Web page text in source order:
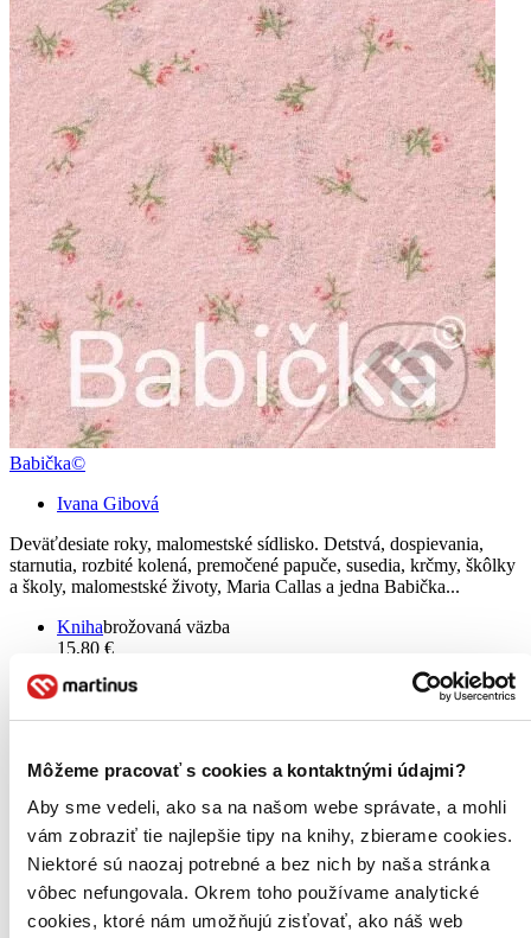
Môžeme pracovať s cookies a kontaktnými údajmi?
Aby sme vedeli, ako sa na našom webe správate, a mohli
vám zobraziť tie najlepšie tipy na knihy, zbierame cookies.
Niektoré sú naozaj potrebné a bez nich by naša stránka
vôbec nefungovala. Okrem toho používame analytické
cookies, ktoré nám umožňujú zisťovať, ako náš web
Babička©
Ivana Gibová
Deväťdesiate roky, malomestské sídlisko. Detstvá, dospievania,
starnutia, rozbité kolená, premočené papuče, susedia, krčmy, škôlky
a školy, malomestské životy, Maria Callas a jedna Babička...
Knihabrožovaná väzba
15,80 €
Táto kniha sa môže na cestu ku vám vybrať prakticky
Pridať do zoznamu
Vložiť do košíka
PDF EPUB MOBI
9,90 €
Ihneď na stiahnutie
Máte čítačku, tablet alebo mobil? Stiahnite si do nich e-knihu:
budete ju mať hneď a ešte aj ušetríte život stromom. Viac
informácii o e-kniháchnájdete tu.